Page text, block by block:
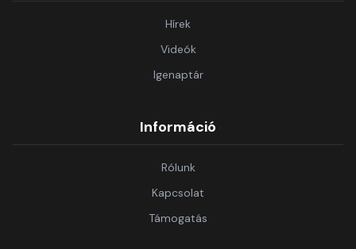
Hírek
Videók
Igenaptár
Információ
Rólunk
Kapcsolat
Támogatás